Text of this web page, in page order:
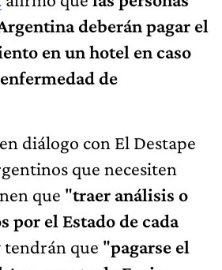
deberán pagar el
en un hotel en caso
de
diálogo con El Destape
que necesiten
que "traer análisis o
por el Estado de cada
tendrán que "pagarse el